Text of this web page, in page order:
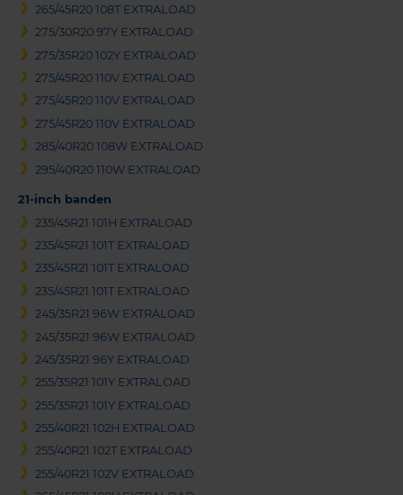
265/45R20 108T EXTRALOAD
275/30R20 97Y EXTRALOAD
275/35R20 102Y EXTRALOAD
275/45R20 110V EXTRALOAD
275/45R20 110V EXTRALOAD
275/45R20 110V EXTRALOAD
285/40R20 108W EXTRALOAD
295/40R20 110W EXTRALOAD
21-inch banden
235/45R21 101H EXTRALOAD
235/45R21 101T EXTRALOAD
235/45R21 101T EXTRALOAD
235/45R21 101T EXTRALOAD
245/35R21 96W EXTRALOAD
245/35R21 96W EXTRALOAD
245/35R21 96Y EXTRALOAD
255/35R21 101Y EXTRALOAD
255/35R21 101Y EXTRALOAD
255/40R21 102H EXTRALOAD
255/40R21 102T EXTRALOAD
255/40R21 102V EXTRALOAD